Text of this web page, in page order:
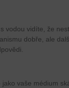
vodou vidíte, že
dobře, ale
jako vaše médium